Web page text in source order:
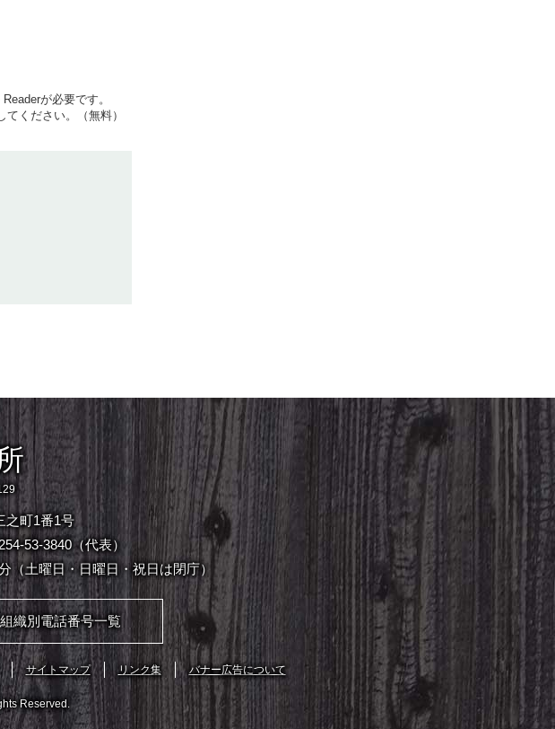
が必要です。
ください。（無料）
町1番1号
53-3840（代表）
（土曜日・日曜日・祝日は閉庁）
組織別電話番号一覧
サイトマップ リンク集 バナー広告について
Reserved.